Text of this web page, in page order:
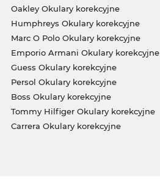
Oakley Okulary korekcyjne
Humphreys Okulary korekcyjne
Marc O Polo Okulary korekcyjne
Emporio Armani Okulary korekcyjne
Guess Okulary korekcyjne
Persol Okulary korekcyjne
Boss Okulary korekcyjne
Tommy Hilfiger Okulary korekcyjne
Carrera Okulary korekcyjne